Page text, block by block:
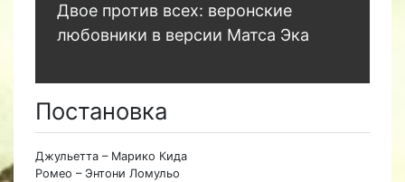
Двое против всех: веронские
любовники в версии Матса Эка
Постановка
Джульетта – Марико Кида
Ромео – Энтони Ломульо